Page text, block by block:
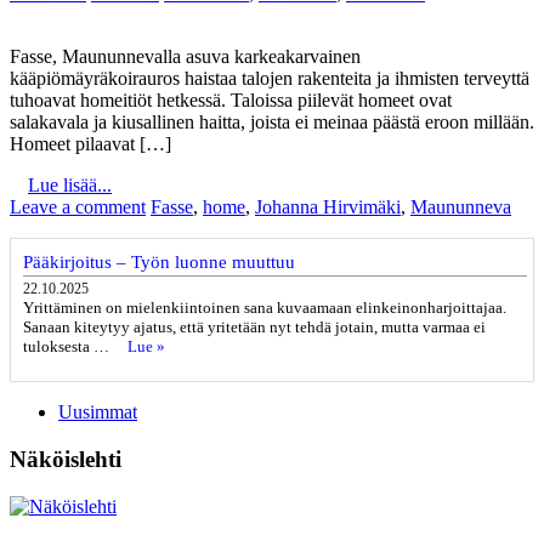
Fasse, Maununnevalla asuva karkeakarvainen
kääpiömäyräkoirauros haistaa talojen rakenteita ja ihmisten terveyttä
tuhoavat homeitiöt hetkessä. Taloissa piilevät homeet ovat
salakavala ja kiusallinen haitta, joista ei meinaa päästä eroon millään.
Homeet pilaavat […]
Lue lisää...
Leave a comment Fasse, home, Johanna Hirvimäki, Maununneva
Pääkirjoitus – Työn luonne muuttuu
22.10.2025
Yrittäminen on mielenkiintoinen sana kuvaamaan elinkeinonharjoittajaa.
Sanaan kiteytyy ajatus, että yritetään nyt tehdä jotain, mutta varmaa ei
tuloksesta …
Lue »
Uusimmat
Näköislehti